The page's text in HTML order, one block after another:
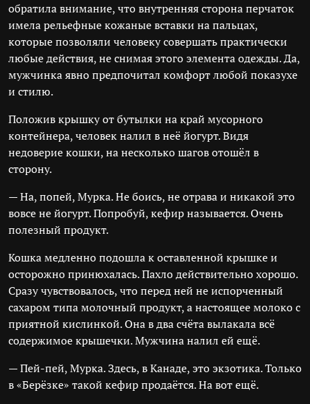
обратила внимание, что внутренняя сторона перчаток
имела рельефные кожаные вставки на пальцах,
которые позволяли человеку совершать практически
любые действия, не снимая этого элемента одежды. Да,
мужчинка явно предпочитал комфорт любой показухе
и стилю.
Положив крышку от бутылки на край мусорного
контейнера, человек налил в неё йогурт. Видя
недоверие кошки, на несколько шагов отошёл в
сторону.
— На, попей, Мурка. Не боись, не отрава и никакой это
вовсе не йогурт. Попробуй, кефир называется. Очень
полезный продукт.
Кошка медленно подошла к оставленной крышке и
осторожно принюхалась. Пахло действительно хорошо.
Сразу чувствовалось, что перед ней не испорченный
сахаром типа молочный продукт, а настоящее молоко с
приятной кислинкой. Она в два счёта вылакала всё
содержимое крышечки. Мужчина налил ей ещё.
— Пей-пей, Мурка. Здесь, в Канаде, это экзотика. Только
в «Берёзке» такой кефир продаётся. На вот ещё.